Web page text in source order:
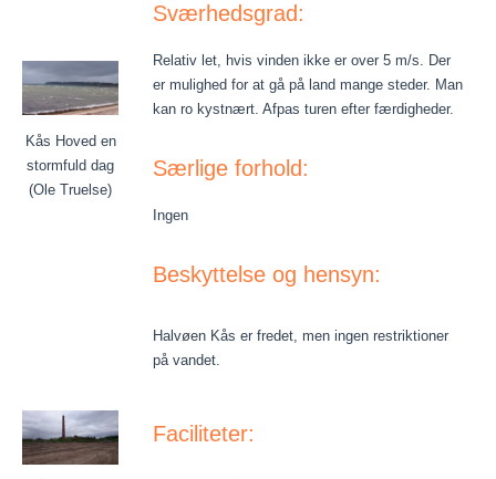
Kås Hoved en
stormfuld dag
(Ole Truelse)
Sværhedsgrad:
Relativ let, hvis vinden ikke er over 5 m/s. Der
er mulighed for at gå på land mange steder. Man
kan ro kystnært. Afpas turen efter færdigheder.
Særlige forhold:
Ingen
Beskyttelse og hensyn:
Halvøen Kås er fredet, men ingen restriktioner
på vandet.
Faciliteter: